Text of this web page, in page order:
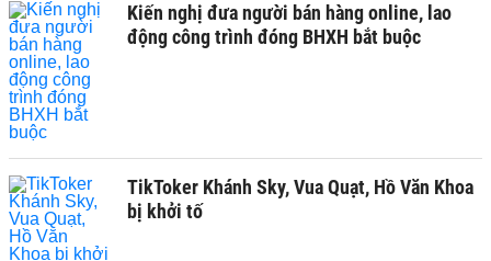
Kiến nghị đưa người bán hàng online, lao
động công trình đóng BHXH bắt buộc
TikToker Khánh Sky, Vua Quạt, Hồ Văn Khoa
bị khởi tố